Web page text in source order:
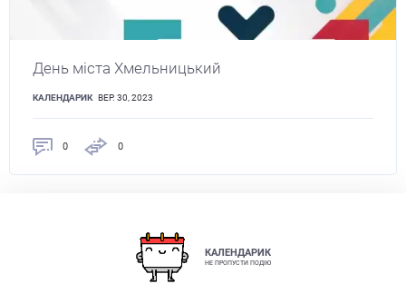
День міста Хмельницький
КАЛЕНДАРИК ВЕР. 30, 2023
0 0
КАЛЕНДАРИК
НЕ ПРОПУСТИ ПОДІЮ